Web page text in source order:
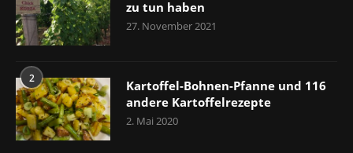
zu tun haben
27. November 2021
2
Kartoffel-Bohnen-Pfanne und 116
andere Kartoffelrezepte
2. Mai 2020